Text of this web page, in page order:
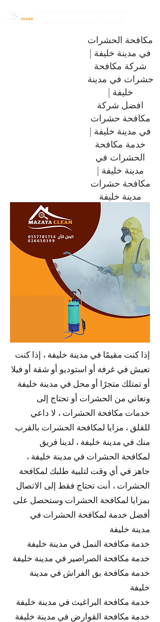
مكافحة الحشرات
في مدينة خليفة |
شركة مكافحة
حشرات في مدينة
خليفة |
افضل شركة
مكافحة حشرات
في مدينة خليفة |
خدمة مكافحة
الحشرات في
مدينة خليفة |
مكافحة حشرات
مدينة خليفة
إذا كنت مقيمًا في مدينة خليفة ، إذا كنت
تعيش في غرفة أو استوديو أو شقة أو فيلا
أو تمتلك متجرًا أو محل في مدينة خليفة
وتعاني من الحشرات أو تحتاج إلى
خدمات مكافحة الحشرات ، لا داعي
للقلق ، مزايا لمكافحة الحشرات بالقرب
منك في مدينة خليفة ، لدينا فريق
لمكافحة الحشرات في مدينة خليفة ،
جاهز في أي وقت لتلبية طلبك لمكافحة
الحشرات ، أنت تحتاج فقط إلى الاتصال
بمزايا لمكافحة الحشرات وستحصل على
أفضل خدمة لمكافحة الحشرات في
مدينة خليفة
خدمة مكافحة النمل في مدينة خليفة
خدمة مكافحة الصراصير في مدينة خليفة
خدمة مكافحة بق الفراش في مدينة
خليفة
خدمة مكافحة البراغيث في مدينة خليفة
خدمة مكافحة القوارض في مدينة خليفة